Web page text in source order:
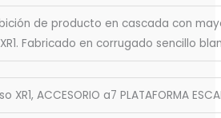
de producto en cascada con
Fabricado en corrugado sencillo
ACCESORIO a7 PLATAFORMA